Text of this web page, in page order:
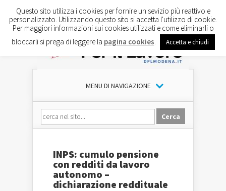
MENU DI NAVIGAZIONE
INPS: cumulo pensione
con redditi da lavoro
autonomo –
dichiarazione reddituale
Questo sito utilizza i cookies per fornire un sevizio più reattivo e
personalizzato. Utilizzando questo sito si accetta l'utilizzo di cookie.
Per maggiori informazioni sui cookies utilizzati e come eliminarli o
bloccarli si prega di leggere la pagina cookies Accetta e chiudi